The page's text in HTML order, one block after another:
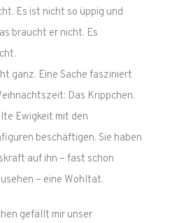
Es ist nicht so üppig und
braucht er nicht. Es
ganz. Eine Sache fasziniert
Das Krippchen.
Ewigkeit mit den
beschäftigen. Sie haben
auf ihn – fast schon
– eine Wohltat.
gefällt mir unser